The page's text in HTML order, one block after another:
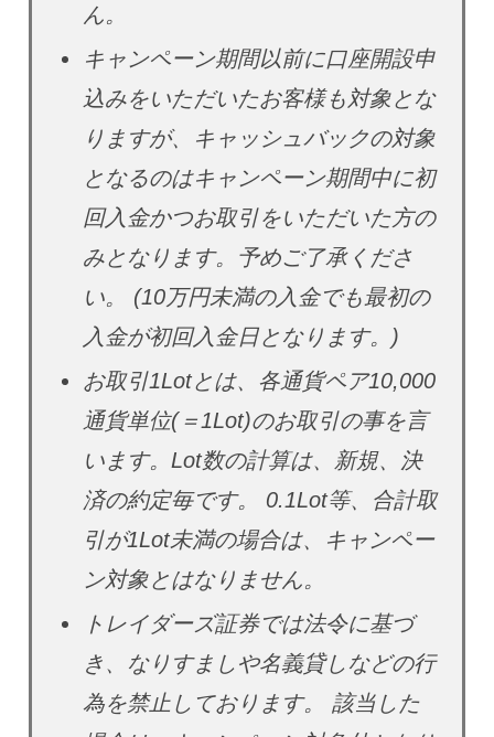
ん。
キャンペーン期間以前に口座開設申
込みをいただいたお客様も対象とな
りますが、キャッシュバックの対象
となるのはキャンペーン期間中に初
回入金かつお取引をいただいた方の
みとなります。予めご了承くださ
い。 (10万円未満の入金でも最初の
入金が初回入金日となります。)
お取引1Lotとは、各通貨ペア10,000
通貨単位(＝1Lot)のお取引の事を言
います。Lot数の計算は、新規、決
済の約定毎です。 0.1Lot等、合計取
引が1Lot未満の場合は、キャンペー
ン対象とはなりません。
トレイダーズ証券では法令に基づ
き、なりすましや名義貸しなどの行
為を禁止しております。 該当した